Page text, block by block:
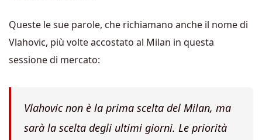
Queste le sue parole, che richiamano anche il nome di
Vlahovic, più volte accostato al Milan in questa
sessione di mercato:
Vlahovic non è la prima scelta del Milan, ma
sarà la scelta degli ultimi giorni. Le priorità